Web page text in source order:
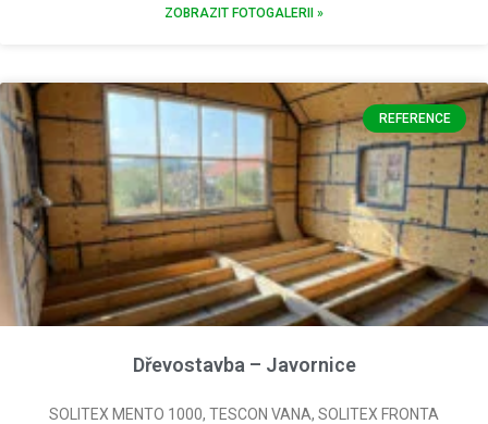
ZOBRAZIT FOTOGALERII »
REFERENCE
Dřevostavba – Javornice
SOLITEX MENTO 1000, TESCON VANA, SOLITEX FRONTA